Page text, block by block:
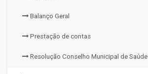
Balanço Geral
Prestação de contas
Resolução Conselho Municipal de Saúde